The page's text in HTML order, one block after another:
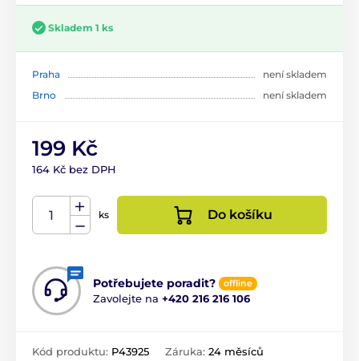
Skladem 1 ks
Praha
není skladem
Brno
není skladem
199 Kč
164 Kč bez DPH
ks Do košíku
Potřebujete poradit? offline
Zavolejte na +420 216 216 106
Kód produktu: P43925 Záruka: 24 měsíců